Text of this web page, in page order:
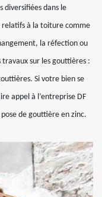
diversifiées dans le
à la toiture comme
la réfection ou
sur les gouttières :
Si votre bien se
appel à l’entreprise DF
de gouttière en zinc.